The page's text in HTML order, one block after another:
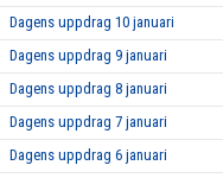
Dagens uppdrag 10 januari
Dagens uppdrag 9 januari
Dagens uppdrag 8 januari
Dagens uppdrag 7 januari
Dagens uppdrag 6 januari